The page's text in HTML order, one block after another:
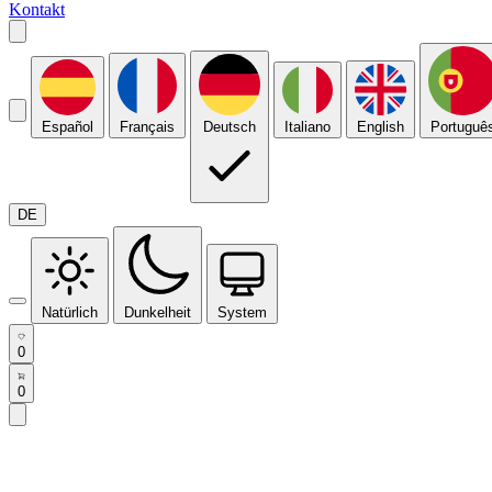
Kontakt
Español Français Deutsch Italiano English
DE
Natürlich Dunkelheit System
0
0